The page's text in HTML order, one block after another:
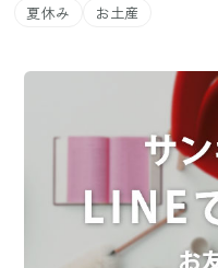
夏休み
お土産